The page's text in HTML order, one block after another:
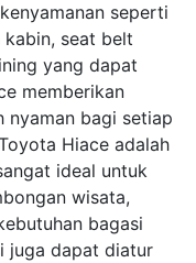
seperti
seat belt
yang dapat
memberikan
nyaman bagi setiap
Hiace adalah
ideal untuk
wisata,
bagasi
juga dapat diatur